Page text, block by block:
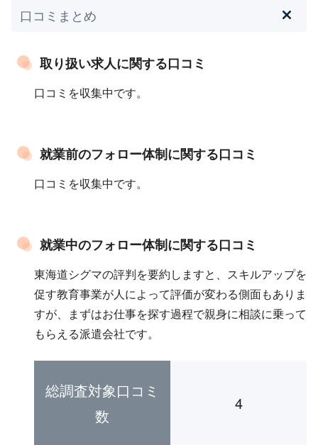
口コミまとめ
取り扱い求人に関する口コミ
口コミを収集中です。
就業前のフォロー体制に関する口コミ
口コミを収集中です。
就業中のフォロー体制に関する口コミ
東海道シグマの評判を要約しますと、スキルアップを
促す教育事業が人によって評価が変わる側面もありま
すが、まずはお仕事を探す過程で親身に相談に乗って
もらえる派遣会社です。
総調査対象口コミ
数
4